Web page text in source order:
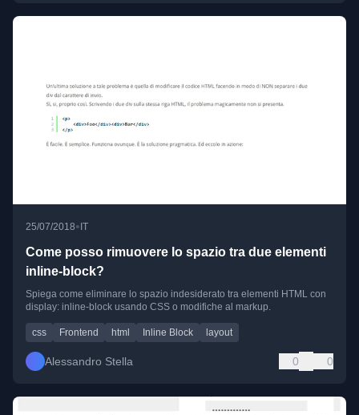
25/07/2018•IT
Come posso rimuovere lo spazio tra due elementi
inline-block?
Spiega come eliminare lo spazio indesiderato tra elementi HTML con
display: inline-block usando CSS o modifiche al markup.
css Frontend html Inline Block layout
Alessandro Stella 0 0